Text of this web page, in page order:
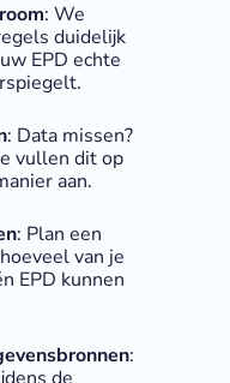
: We
duidelijk
EPD echte
: Data missen?
vullen dit op
aan.
: Plan een
van je
EPD kunnen
: